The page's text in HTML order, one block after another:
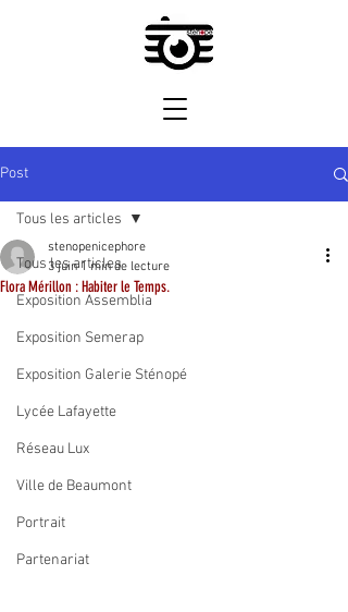
Post
Tous les articles
Exposition Assemblia
Exposition Semerap
Exposition Galerie Sténopé
Lycée Lafayette
Réseau Lux
Ville de Beaumont
Portrait
Partenariat
Tous les articles
Flora Mérillon : Habiter le Temps.
stenopenicephore
3 juin 1 min de lecture